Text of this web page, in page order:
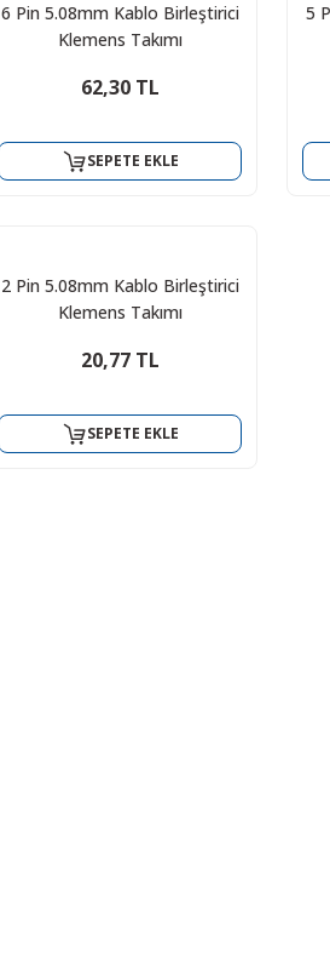
6 Pin 5.08mm Kablo Birleştirici
Klemens Takımı
62,30 TL
SEPETE EKLE
5
2 Pin 5.08mm Kablo Birleştirici
Klemens Takımı
20,77 TL
SEPETE EKLE